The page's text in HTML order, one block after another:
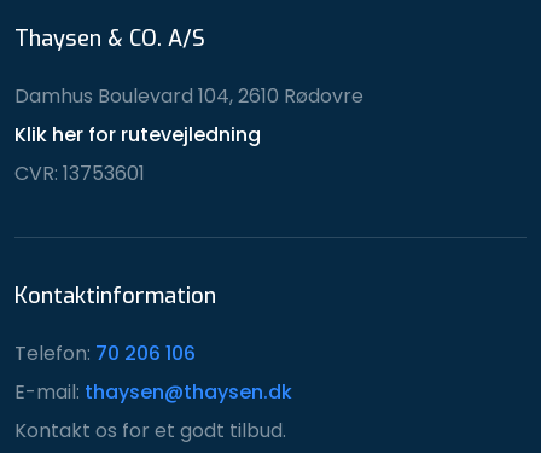
Thaysen & CO. A/S
Damhus Boulevard 104, 2610 Rødovre
Klik her for rutevejledning
CVR: 13753601
Kontaktinformation
Telefon: 70 206 106
E-mail: thaysen@thaysen.dk​
Kontakt os for et godt tilbud.